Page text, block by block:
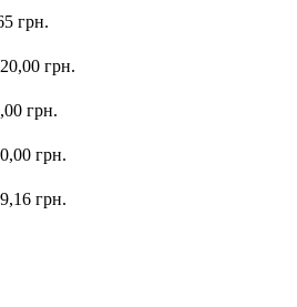
грн.
грн.
грн.
грн.
грн.